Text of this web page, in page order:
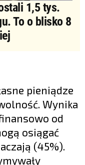
1,5 tys.
To o blisko 8
pieniądze
Wynika
od
osiągać
(45%).